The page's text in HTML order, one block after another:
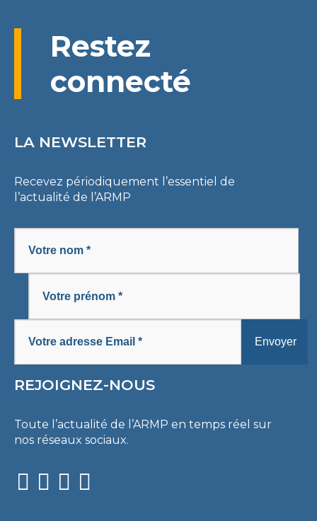
Restez
connecté
LA NEWSLETTER
Recevez périodiquement l’essentiel de
l’actualité de l’ARMP
REJOIGNEZ-NOUS
Toute l’actualité de l’ARMP en temps réel sur
nos réseaux sociaux.